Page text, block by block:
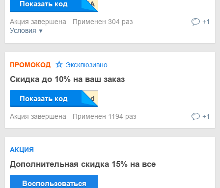
Условия
Показать код
Акция завершена Применен 304 раз +1
ПРОМОКОД Эксклюзивно
Скидка до 10% на ваш заказ
Показать код
Акция завершена Применен 1194 раз +1
АКЦИЯ
Дополнительная скидка 15% на все
Воспользоваться